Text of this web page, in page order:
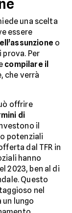
una scelta
essere
o
Per
compilare il
che verrà
offrire
di
il
potenziali
dal TFR in
hanno
2023, ben al di
Questo
nel
un lungo